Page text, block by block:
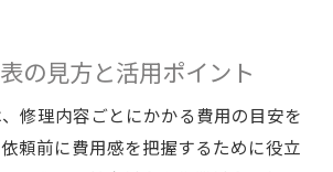
の見方と活用ポイント
修理内容ごとにかかる費用の目安を
頼前に費用感を把握するために役立